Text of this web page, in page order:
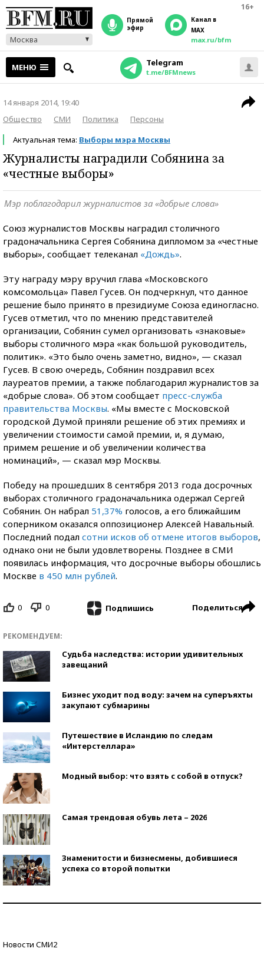
16+
Москва
прямой
эфир
Канал в
MAX
max.ru/bfm
МЕНЮ Telegram
t.me/BFMnews
14 января 2014, 19:40
Общество
СМИ Политика
Персоны
Актуальная тема: Выборы мэра Москвы
Журналисты наградили Собянина за
«честные выборы»
Мэр поблагодарил журналистов за «добрые слова»
Союз журналистов Москвы наградил столичного
градоначальника Сергея Собянина дипломом за «честные
выборы», сообщает телеканал «Дождь».
Эту награду мэру вручил глава «Московского
комсомольца» Павел Гусев. Он подчеркнул, что данное
решение было принято в президиуме Союза единогласно.
Гусев отметил, что по мнению представителей
организации, Собянин сумел организовать «знаковые»
выборы столичного мэра «как большой руководитель,
политик». «Это было очень заметно, видно», — сказал
Гусев. В свою очередь, Собянин поздравил всех
лауреатов премии, а также поблагодарил журналистов за
«добрые слова». Об этом сообщает пресс-служба
правительства Москвы. «Мы вместе с Московской
городской Думой приняли решение об этих премиях и
увеличении стоимости самой премии, и, я думаю,
примем решение и об увеличении количества
номинаций», — сказал мэр Москвы.
Победу на прошедших 8 сентября 2013 года досрочных
выборах столичного градоначальника одержал Сергей
Собянин. Он набрал 51,37% голосов, а его ближайшим
соперником оказался оппозиционер Алексей Навальный.
Последний подал сотни исков об отмене итогов выборов,
однако они не были удовлетворены. Позднее в СМИ
появилась информация, что досрочные выборы обошлись
Москве в 450 млн рублей.
0 0 Подпишись Поделиться
РЕКОМЕНДУЕМ:
Судьба наследства: истории удивительных
завещаний
Бизнес уходит под воду: зачем на суперъяхты
закупают субмарины
Путешествие в Исландию по следам
«Интерстеллара»
Модный выбор: что взять с собой в отпуск?
Самая трендовая обувь лета – 2026
Знаменитости и бизнесмены, добившиеся
успеха со второй попытки
Новости СМИ2